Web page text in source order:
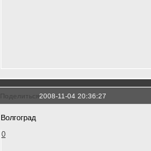
Поделиться2008-11-04 20:36:27
Волгоград
0